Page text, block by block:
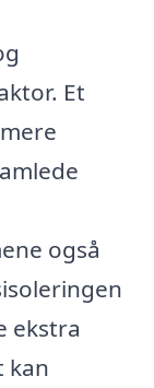
Et
også
ekstra
kan